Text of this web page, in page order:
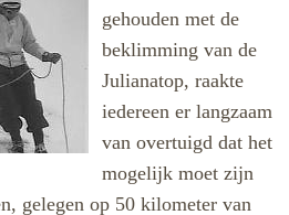
gehouden met de
beklimming van de
Julianatop, raakte
iedereen er langzaam
van overtuigd dat het
mogelijk moet zijn
gelegen op 50 kilometer van